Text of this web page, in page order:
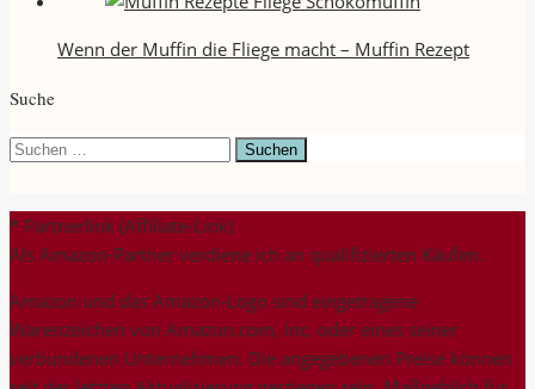
Wenn der Muffin die Fliege macht – Muffin Rezept
Suche
Suchen
* Partnerlink (Affiliate-Link)
Als Amazon-Partner verdiene ich an qualifizierten Käufen.
Amazon und das Amazon-Logo sind eingetragene
Warenzeichen von Amazon.com, Inc. oder eines seiner
verbundenen Unternehmen. Die angegebenen Preise können